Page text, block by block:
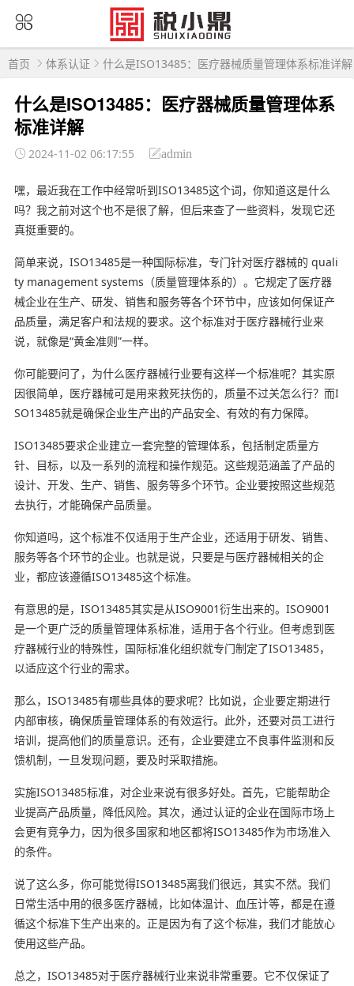
首页 体系认证 什么是ISO13485：医疗器械质量管理体系标准详解
什么是ISO13485：医疗器械质量管理体系
标准详解
2024-11-02 06:17:55 admin
嘿，最近我在工作中经常听到ISO13485这个词，你知道这是什么
吗？我之前对这个也不是很了解，但后来查了一些资料，发现它还
真挺重要的。
简单来说，ISO13485是一种国际标准，专门针对医疗器械的 quali
ty management systems（质量管理体系的）。它规定了医疗器
械企业在生产、研发、销售和服务等各个环节中，应该如何保证产
品质量，满足客户和法规的要求。这个标准对于医疗器械行业来
说，就像是“黄金准则”一样。
你可能要问了，为什么医疗器械行业要有这样一个标准呢？其实原
因很简单，医疗器械可是用来救死扶伤的，质量不过关怎么行？而I
SO13485就是确保企业生产出的产品安全、有效的有力保障。
ISO13485要求企业建立一套完整的管理体系，包括制定质量方
针、目标，以及一系列的流程和操作规范。这些规范涵盖了产品的
设计、开发、生产、销售、服务等多个环节。企业要按照这些规范
去执行，才能确保产品质量。
你知道吗，这个标准不仅适用于生产企业，还适用于研发、销售、
服务等各个环节的企业。也就是说，只要是与医疗器械相关的企
业，都应该遵循ISO13485这个标准。
有意思的是，ISO13485其实是从ISO9001衍生出来的。ISO9001
是一个更广泛的质量管理体系标准，适用于各个行业。但考虑到医
疗器械行业的特殊性，国际标准化组织就专门制定了ISO13485，
以适应这个行业的需求。
那么，ISO13485有哪些具体的要求呢？比如说，企业要定期进行
内部审核，确保质量管理体系的有效运行。此外，还要对员工进行
培训，提高他们的质量意识。还有，企业要建立不良事件监测和反
馈机制，一旦发现问题，要及时采取措施。
实施ISO13485标准，对企业来说有很多好处。首先，它能帮助企
业提高产品质量，降低风险。其次，通过认证的企业在国际市场上
会更有竞争力，因为很多国家和地区都将ISO13485作为市场准入
的条件。
说了这么多，你可能觉得ISO13485离我们很远，其实不然。我们
日常生活中用的很多医疗器械，比如体温计、血压计等，都是在遵
循这个标准下生产出来的。正是因为有了这个标准，我们才能放心
使用这些产品。
总之，ISO13485对于医疗器械行业来说非常重要。它不仅保证了